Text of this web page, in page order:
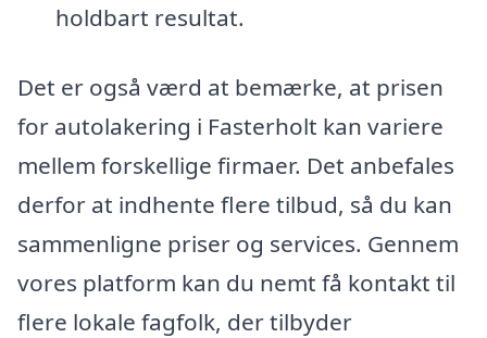
holdbart resultat.
Det er også værd at bemærke, at prisen
for autolakering i Fasterholt kan variere
mellem forskellige firmaer. Det anbefales
derfor at indhente flere tilbud, så du kan
sammenligne priser og services. Gennem
vores platform kan du nemt få kontakt til
flere lokale fagfolk, der tilbyder